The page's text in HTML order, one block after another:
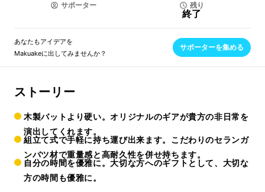
サポーター 残り
終了
あなたもアイデアを
Makuakeに出してみませんか？
サポーターを集める
ストーリー
木製バットより硬い。オリジナルのギアが貴方の非日常を
演出してくれます。
組立て式で手軽に持ち運び出来ます。こだわりのセランガ
ンバツ材で重量感と高耐久性を併せ持ちます。
自分の時間を優雅に。大切な方へのギフトとして、大切な
方の時間も優雅に。